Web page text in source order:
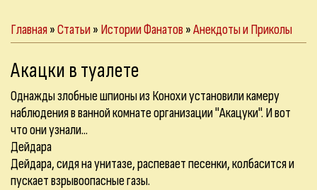
Главная»Статьи» Истории Фанатов »Анекдоты и Приколы
Акацки в туалете
Однажды злобные шпионы из Конохи установили камеру
наблюдения в ванной комнате организации "Акацуки". И вот
что они узнали...
Дейдара
Дейдара, сидя на унитазе, распевает песенки, колбасится и
пускает взрывоопасные газы.